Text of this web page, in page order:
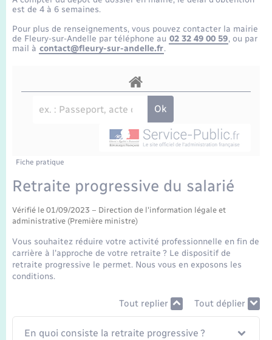
Etat-civil - Papiers - Citoyenneté
Mariage – PACS
Recensement
Loisirs
Organisation d’événement
Sécurité - Prévention
Seniors
Transports scolaires
Travaux - Autorisation d’occupation de l’espace
public
Compétences
Présentation de la commune
La Communauté de communes
est de 4 à 6 semaines.
Pour plus de renseignements, vous pouvez contacter la mairie
de Fleury-sur-Andelle par téléphone au 02 32 49 00 59, ou par
mail à contact@fleury-sur-andelle.fr.
Fiche pratique
Retraite progressive du salarié
Vérifié le 01/09/2023 – Direction de l'information légale et
administrative (Première ministre)
Vous souhaitez réduire votre activité professionnelle en fin de
carrière à l'approche de votre retraite ? Le dispositif de
retraite progressive le permet. Nous vous en exposons les
conditions.
Tout replier Tout déplier
En quoi consiste la retraite progressive ?